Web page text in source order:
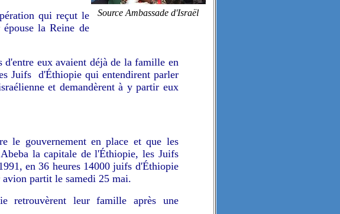
Source Ambassade d'Israël
qui reçut le
la Reine de
eux avaient déjà de la famille en
Juifs d'Éthiopie qui entendirent parler
et demandèrent à y partir eux
le gouvernement en place et que les
la capitale de l'Éthiopie, les Juifs
en 36 heures 14000 juifs d'Éthiopie
partit le samedi 25 mai.
retrouvèrent leur famille après une